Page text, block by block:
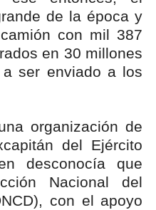
de la época y
con mil 387
en 30 millones
ser enviado a los
organización de
del Ejército
desconocía que
Nacional del
con el apoyo